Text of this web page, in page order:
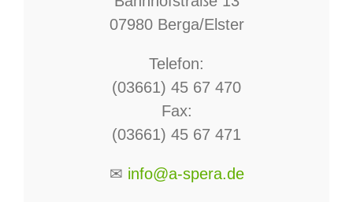
07980 Berga/Elster
Telefon:
(03661) 45 67 470
Fax:
(03661) 45 67 471
✉ info@a-spera.de